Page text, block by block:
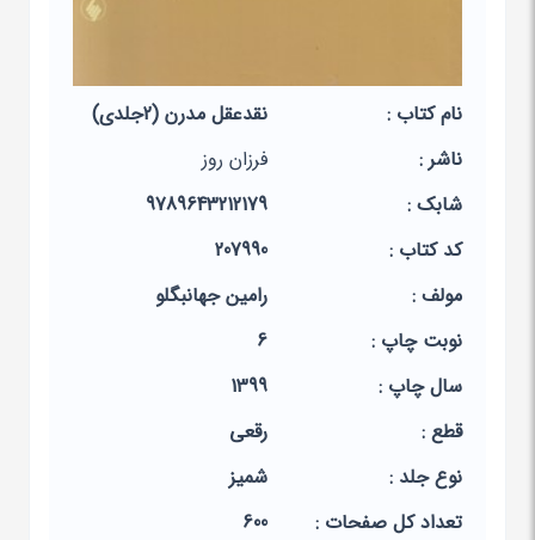
نام کتاب :
نقدعقل مدرن (2جلدی)
ناشر :
فرزان روز
شابک :
9789643212179
کد کتاب :
207990
مولف :
رامین‏ جهانبگلو
نوبت چاپ :
6
سال چاپ :
1399
قطع :
رقعی
نوع جلد :
شمیز
تعداد کل صفحات :
600